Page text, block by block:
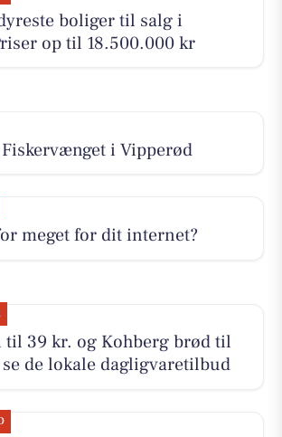
boliger til salg i
op til 18.500.000 kr
i Vipperød
meget for dit internet?
til 39 kr. og Kohberg brød til
de lokale dagligvaretilbud